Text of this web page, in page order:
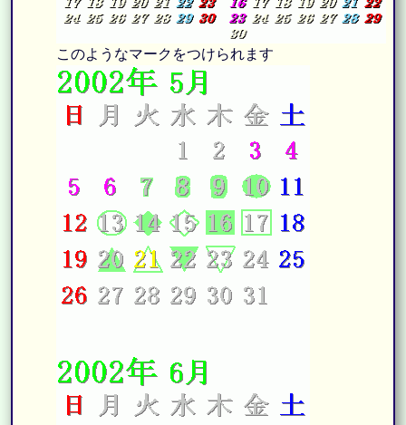
このようなマークをつけられます